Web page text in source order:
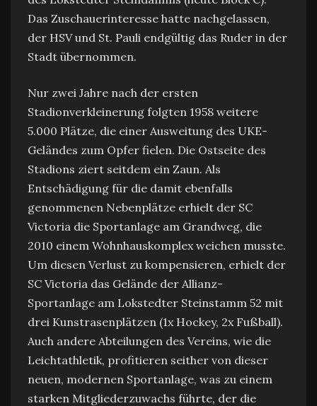
Das Zuschauerinteresse hatte nachgelassen,
der HSV und St. Pauli endgültig das Ruder in der
Stadt übernommen.
Nur zwei Jahre nach der ersten
Stadionverkleinerung folgten 1958 weitere
5.000 Plätze, die einer Ausweitung des UKE-
Geländes zum Opfer fielen. Die Ostseite des
Stadions ziert seitdem ein Zaun. Als
Entschädigung für die damit ebenfalls
genommenen Nebenplätze erhielt der SC
Victoria die Sportanlage am Grandweg, die
2010 einem Wohnhauskomplex weichen musste.
Um diesen Verlust zu kompensieren, erhielt der
SC Victoria das Gelände der Allianz-
Sportanlage am Lokstedter Steinstamm 52 mit
drei Kunstrasenplätzen (1x Hockey, 2x Fußball).
Auch andere Abteilungen des Vereins, wie die
Leichtathletik, profitieren seither von dieser
neuen, modernen Sportanlage, was zu einem
starken Mitgliederzuwachs führte, der die